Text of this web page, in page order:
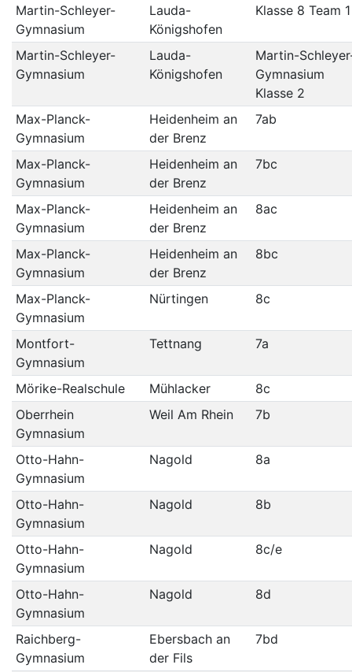
Martin-Schleyer-
Gymnasium
Lauda-
Königshofen
Klasse 8 Team 1
Martin-Schleyer-
Gymnasium
Lauda-
Königshofen
Martin-
Gymnasium
Klasse 2
Max-Planck-
Gymnasium
Heidenheim an
der Brenz
7ab
Max-Planck-
Gymnasium
Heidenheim an
der Brenz
7bc
Max-Planck-
Gymnasium
Heidenheim an
der Brenz
8ac
Max-Planck-
Gymnasium
Heidenheim an
der Brenz
8bc
Max-Planck-
Gymnasium
Nürtingen 8c
Montfort-
Gymnasium
Tettnang 7a
Mörike-Realschule Mühlacker
8c
Oberrhein
Gymnasium
Weil Am Rhein 7b
Otto-Hahn-
Gymnasium
Nagold 8a
Otto-Hahn-
Gymnasium
Nagold 8b
Otto-Hahn-
Gymnasium
Nagold 8c/e
Otto-Hahn-
Gymnasium
Nagold 8d
Raichberg-
Gymnasium
Ebersbach an
der Fils
7bd